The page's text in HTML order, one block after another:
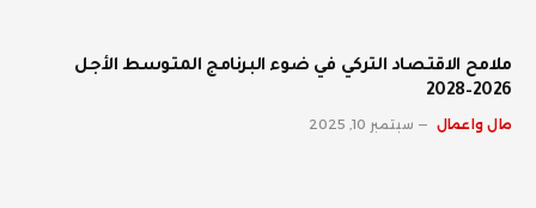
ملامح الاقتصاد التركي في ضوء البرنامج المتوسط الأجل
2026–2028
مال واعمال سبتمبر 10, 2025